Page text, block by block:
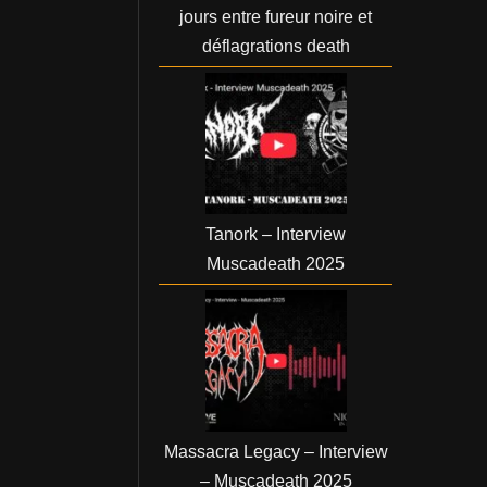
jours entre fureur noire et
déflagrations death
Tanork – Interview
Muscadeath 2025
Massacra Legacy – Interview
– Muscadeath 2025